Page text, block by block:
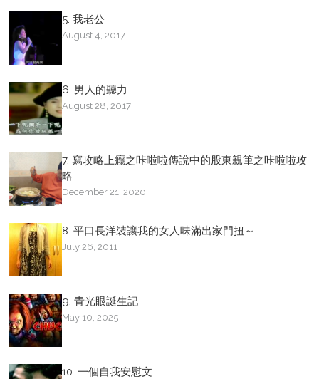
5. 我老公
August 4, 2017
6. 男人的聽力
August 28, 2017
7. 寫攻略上癮之咔啦啦傳說中的股東親筆之咔啦啦攻
略
December 21, 2020
8. 平口長洋裝讓我的女人味滿出家門扭～
July 26, 2011
9. 青光眼誕生記
May 10, 2025
10. 一個自我安慰文